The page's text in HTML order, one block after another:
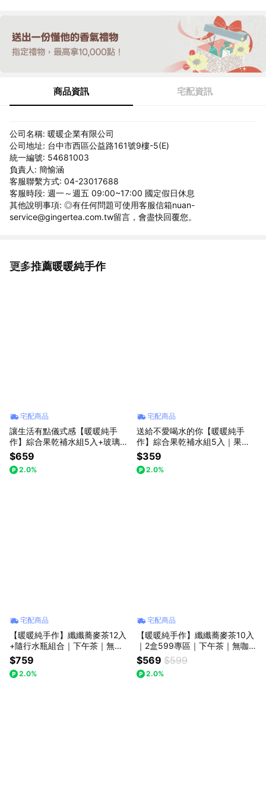
商品資訊 宅配資訊
公司名稱: 暖暖企業有限公司
公司地址: 台中市西區公益路161號9樓-5(E)
統一編號: 54681003
負責人: 簡愉涵
客服聯繫方式: 04-23017688
客服時段: 週一～週五 09:00~17:00 國定假日休息
其他說明事項: ◎有任何問題可使用客服信箱nuan-
service@gingertea.com.tw留言，會盡快回覆您。
更多推薦暖暖純手作
看更多
宅配商品
讓生活有點儀式感【暖暖純手
作】綜合果乾補水組5入+玻璃水
瓶｜果乾水｜鳳梨柳橙｜草莓蔓
越莓｜洛神檸檬｜蘋果玫瑰｜檸
檬乾｜送禮推薦
$659
2.0%
宅配商品
送給不愛喝水的你【暖暖純手
作】綜合果乾補水組5入｜果乾
水｜鳳梨柳橙｜草莓蔓越莓｜洛
神檸檬｜蘋果玫瑰｜檸檬乾｜送
禮推薦
$359
2.0%
宅配商品
【暖暖純手作】纖纖蕎麥茶12入
+隨行水瓶組合｜下午茶｜無咖
啡因茶
$759
2.0%
宅配商品
【暖暖純手作】纖纖蕎麥茶10入
｜2盒599專區｜下午茶｜無咖
啡因茶
$569 $599
2.0%